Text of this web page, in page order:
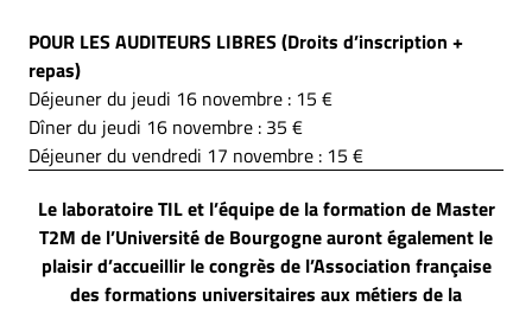
POUR LES AUDITEURS LIBRES (Droits d’inscription +
repas)
Déjeuner du jeudi 16 novembre : 15 €
Dîner du jeudi 16 novembre : 35 €
Déjeuner du vendredi 17 novembre : 15 €
Le laboratoire TIL et l’équipe de la formation de Master
T2M de l’Université de Bourgogne auront également le
plaisir d’accueillir le congrès de l’Association française
des formations universitaires aux métiers de la